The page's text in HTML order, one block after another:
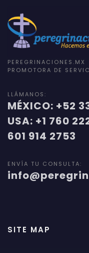
PROMOTORA DE
LLÁMANOS:
MÉXICO: +52
USA: +1 760
601 914 2753
ENVÍA TU CONSULTA:
SITE MAP